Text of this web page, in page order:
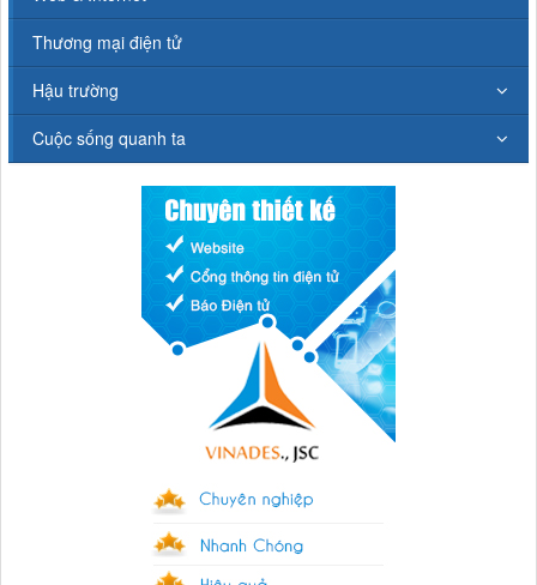
Thương mại điện tử
Hậu trường
Cuộc sống quanh ta